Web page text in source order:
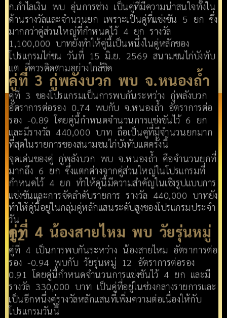
ก.กำไลเงิน พบ อุ่นการช่าง เป็นคู่ที่มีความน่าสนใจทั้งใน
ด้านรางวัลและจำนวนยก เพราะเป็นคู่ที่แข่งขัน 5 ยก ซึ่ง
มากกว่าคู่ส่วนใหญ่ที่กำหนดไว้ 4 ยก รางวัล
1,100,000 บาทยังทำให้คู่นี้เป็นหนึ่งในคู่หลักของ
โปรแกรมไก่ชน วันที่ 15 มิ.ย. 2569 สนามชนไก่บังทับ
แต ที่ควรติดตามอย่างใกล้ชิด
คู่ที่ 3 กู่พลังบวก พบ จ.หนองถ้ำ
คู่ที่ 3 ของโปรแกรมเป็นการพบกันระหว่าง กู่พลังบวก
อัตราการต่อรอง 0.74 พบกับ จ.หนองถ้ำ อัตราการต่อ
รอง -0.89 โดยคู่นี้กำหนดจำนวนการแข่งขันไว้ 6 ยก
และมีรางวัล 440,000 บาท ถือเป็นคู่ที่มีจำนวนยกมาก
ที่สุดในรายการของสนามชนไก่บังทับแตครั้งนี้
จุดเด่นของคู่ กู่พลังบวก พบ จ.หนองถ้ำ คือจำนวนยกที่
มากถึง 6 ยก ซึ่งแตกต่างจากคู่ส่วนใหญ่ในโปรแกรมที่
กำหนดไว้ 4 ยก ทำให้คู่นี้มีความสำคัญในเชิงรูปแบบการ
แข่งขันและการจัดลำดับรายการ รางวัล 440,000 บาทยัง
ทำให้คู่นี้อยู่ในกลุ่มคู่หลักแสนระดับสูงของโปรแกรมประจำ
วัน
คู่ที่ 4 น้องสายไหม พบ วัยรุ่นหมู่
12
คู่ที่ 4 เป็นการพบกันระหว่าง น้องสายไหม อัตราการต่อ
รอง -0.94 พบกับ วัยรุ่นหมู่ 12 อัตราการต่อรอง
0.91 โดยคู่นี้กำหนดจำนวนการแข่งขันไว้ 4 ยก และมี
รางวัล 330,000 บาท เป็นคู่ที่อยู่ในช่วงกลางรายการและ
เป็นอีกหนึ่งคู่รางวัลหลักแสนที่เพิ่มความต่อเนื่องให้กับ
โปรแกรมวันนี้